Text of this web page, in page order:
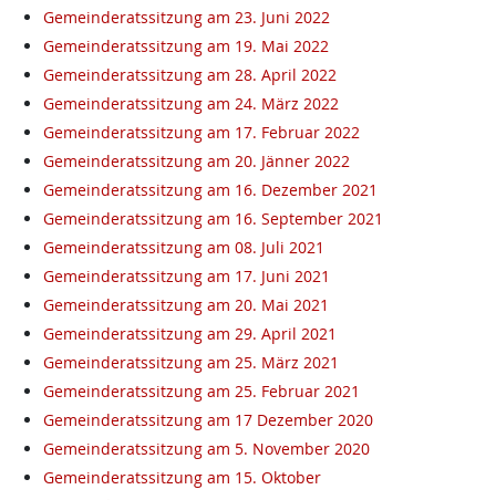
Gemeinderatssitzung am 23. Juni 2022
Gemeinderatssitzung am 19. Mai 2022
Gemeinderatssitzung am 28. April 2022
Gemeinderatssitzung am 24. März 2022
Gemeinderatssitzung am 17. Februar 2022
Gemeinderatssitzung am 20. Jänner 2022
Gemeinderatssitzung am 16. Dezember 2021
Gemeinderatssitzung am 16. September 2021
Gemeinderatssitzung am 08. Juli 2021
Gemeinderatssitzung am 17. Juni 2021
Gemeinderatssitzung am 20. Mai 2021
Gemeinderatssitzung am 29. April 2021
Gemeinderatssitzung am 25. März 2021
Gemeinderatssitzung am 25. Februar 2021
Gemeinderatssitzung am 17 Dezember 2020
Gemeinderatssitzung am 5. November 2020
Gemeinderatssitzung am 15. Oktober